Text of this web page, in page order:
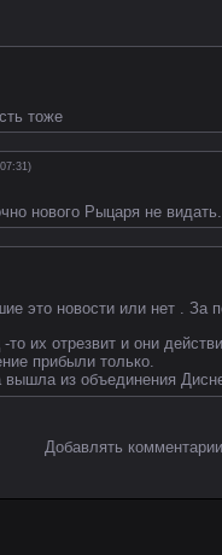
тоже
нового Рыцаря не
это новости или нет . За
их отрезвит и они
прибыли только.
вышла из объединения
Добавлять